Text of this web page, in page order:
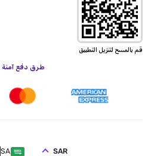
قم بالمسح لتنزيل التطبيق
طرق دفع آمنة
SA SAR